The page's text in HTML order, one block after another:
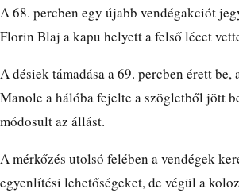
A 68. percben egy újabb vendégakciót
Florin Blaj a kapu helyett a felső lécet
A désiek támadása a 69. percben érett
Manole a hálóba fejelte a szögletből jött
módosult az állást.
A mérkőzés utolsó felében a vendégek
egyenlítési lehetőségeket, de végül a